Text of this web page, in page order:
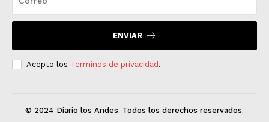
ENVIAR
Acepto los Terminos de privacidad.
© 2024 Diario los Andes. Todos los derechos reservados.